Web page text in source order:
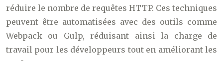
réduire le nombre de requêtes HTTP. Ces techniques
peuvent être automatisées avec des outils comme
Webpack ou Gulp, réduisant ainsi la charge de
travail pour les développeurs tout en améliorant les